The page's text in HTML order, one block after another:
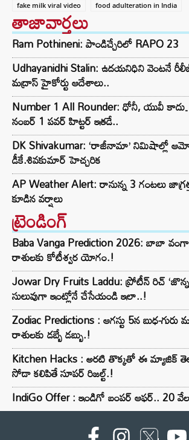
fake milk viral video
food adulteration in India
తాజావార్తలు
Ram Pothineni: పాండిచ్చేరిలో RAPO 23
Udhayanidhi Stalin: ఉదయనిధిని వెంటనే
మద్రాస్ హైకోర్టు ఆదేశాలు..
Number 1 All Rounder: ధోనీ, యువీ
నంబర్ 1 పవర్ హిట్టర్ ఇతడే..
DK Shivakumar: ‘రాజీనామా’ నిమిషాల్లో
డీకే.శివకుమార్ హెచ్చరిక
AP Weather Alert: రానున్న 3 గంటలు
కూడిన వర్షాలు
ట్రెండింగ్‌
Baba Vanga Prediction 2026: బాబా
రాశులకు కోటీశ్వర యోగం.!
Jowar Dry Fruits Laddu: ప్రోటీన్ రిచ్ ‘జొన్న డ్రై
సులువుగా ఇంట్లోనే చేసేయండి ఇలా..!
Zodiac Predictions : ఆగస్టు 5న బుధ-
రాశులకు డబ్బే డబ్బు.!
Kitchen Hacks : అరటి తొక్కతో ఈ మ్యాజిక్
సోడా కలిపితే సూపర్ రిజల్ట్.!
IndiGo Offer : ఇండిగో బంపర్ ఆఫర్.. 20